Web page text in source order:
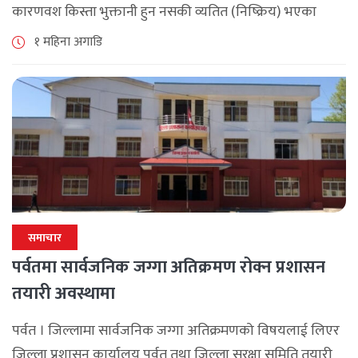
कारणवश किस्ता भुक्तानी हुन नसकी व्यतित (निष्क्रिय) भएका
बीमालेख पुनर्जागरण गर्दा लाग्ने शतप्रतिशत विलम्ब शुल्क (ब्याज)
१ महिना अगाडि
समाचार
पर्वतमा सार्वजनिक जग्गा अतिक्रमण रोक्न प्रशासन
तयारी अवस्थामा
पर्वत । जिल्लामा सार्वजनिक जग्गा अतिक्रमणको विषयलाई लिएर